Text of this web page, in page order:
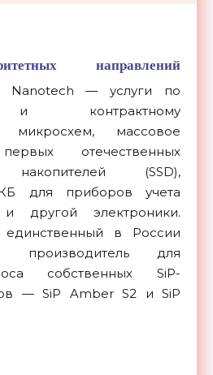
направлений
Nanotech — услуги по
и контрактному
микросхем, массовое
отечественных
накопителей (SSD),
для приборов учета
и другой электроники.
в России
производитель для
собственных SiP-
— SiP Amber S2 и SiP